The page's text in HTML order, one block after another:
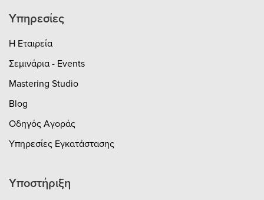
Υπηρεσίες
Η Εταιρεία
Σεμινάρια - Events
Mastering Studio
Blog
Οδηγός Αγοράς
Υπηρεσίες Εγκατάστασης
Υποστήριξη